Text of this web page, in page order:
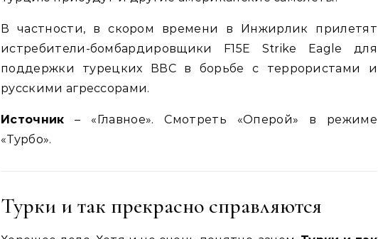
В частности, в скором времени в Инжирлик прилетят
истребители-бомбардировщики F15E Strike Eagle для
поддержки турецких ВВС в борьбе с террористами и
русскими агрессорами.
Источник – «Главное». Смотреть «Оперой» в режиме
«Турбо».
Турки и так прекрасно справляются